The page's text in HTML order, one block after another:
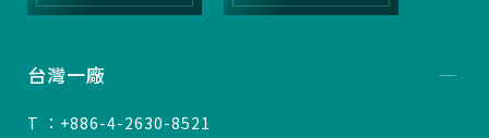
台灣一廠
T ：+886-4-2630-8521